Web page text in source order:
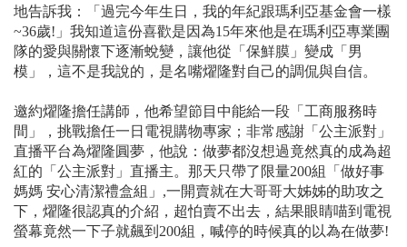
地告訴我：「過完今年生日，我的年紀跟瑪利亞基金會一樣
~36歲!」我知道這份喜歡是因為15年來他是在瑪利亞專業團
隊的愛與關懷下逐漸蛻變，讓他從「保鮮膜」變成「男
模」，這不是我說的，是名嘴燿隆對自己的調侃與自信。
邀約燿隆擔任講師，他希望節目中能給一段「工商服務時
間」，挑戰擔任一日電視購物專家；非常感謝「公主派對」
直播平台為燿隆圓夢，他說：做夢都沒想過竟然真的成為超
紅的「公主派對」直播主。那天只帶了限量200組「做好事
媽媽 安心清潔禮盒組」,一開賣就在大哥哥大姊姊的助攻之
下，燿隆很認真的介紹，超怕賣不出去，結果眼睛喵到電視
螢幕竟然一下子就飆到200組，喊停的時候真的以為在做夢!